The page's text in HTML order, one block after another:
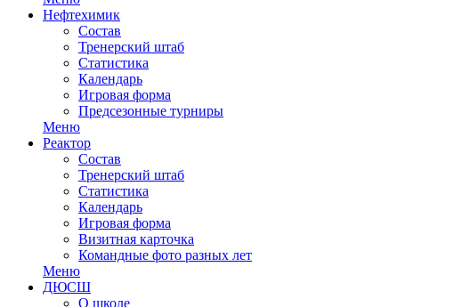
Нефтехимик
Состав
Тренерский штаб
Статистика
Календарь
Игровая форма
Предсезонные турниры
Меню
Реактор
Состав
Тренерский штаб
Статистика
Календарь
Игровая форма
Визитная карточка
Командные фото разных лет
Меню
ДЮСШ
О школе